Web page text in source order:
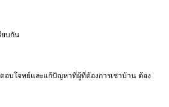
ยบกัน
อบโจทย์และแก้ปัญหาที่ผู้ที่ต้องการเช่าบ้าน ต้อง